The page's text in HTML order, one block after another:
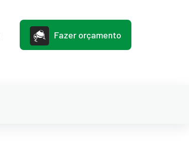
Fazer orçamento